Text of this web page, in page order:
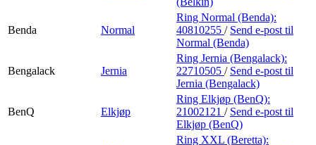
Benda Normal
Ring Normal (Benda):
40810255 / Send e-post til
Normal (Benda)
Bengalack Jernia
Ring Jernia (Bengalack):
22710505 / Send e-post til
Jernia (Bengalack)
BenQ Elkjøp
Ring Elkjøp (BenQ):
21002121 / Send e-post til
Elkjøp (BenQ)
Ring XXL (Beretta):